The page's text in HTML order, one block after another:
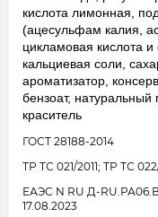
кислота лимонная,
(ацесульфам калия,
цикламовая кислота
кальциевая соли,
ароматизатор,
бензоат,
краситель
ГОСТ 28188-2014
ТР ТС 021/2011; ТР ТС
ЕАЭС N RU Д-
17.08.2023